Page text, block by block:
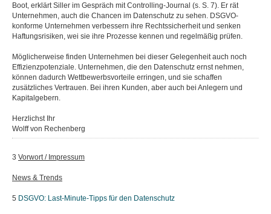
Boot, erklärt Siller im Gespräch mit Controlling-Journal (s. S. 7). Er rät
Unternehmen, auch die Chancen im Datenschutz zu sehen. DSGVO-
konforme Unternehmen verbessern ihre Rechtssicherheit und senken
Haftungsrisiken, wei sie ihre Prozesse kennen und regelmäßig prüfen.
Möglicherweise finden Unternehmen bei dieser Gelegenheit auch noch
Effizienzpotenziale. Unternehmen, die den Datenschutz ernst nehmen,
können dadurch Wettbewerbsvorteile erringen, und sie schaffen
zusätzliches Vertrauen. Bei ihren Kunden, aber auch bei Anlegern und
Kapitalgebern.
Herzlichst Ihr
Wolff von Rechenberg
3 Vorwort / Impressum
News & Trends
5 DSGVO: Last-Minute-Tipps für den Datenschutz